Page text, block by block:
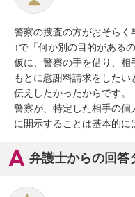
警察の捜査の方がおそらく
↑で「何か別の目的がある
仮に、警察の手を借り、相
もとに慰謝料請求をした
伝えしたかったからです。
警察が、特定した相手の個
に開示することは基本的に
弁護士からの回答